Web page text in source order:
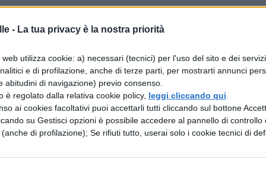
- La tua privacy è la nostra priorità
utilizza cookie: a) necessari (tecnici) per l'uso del sito e dei
e di profilazione, anche di terze parti, per mostrarti annunci
abitudini di navigazione) previo consenso.
è regolato dalla relativa cookie policy, leggi cliccando qui
ai cookies facoltativi puoi accettarli tutti cliccando sul bottone
su Gestisci opzioni è possibile accedere al pannello di controllo
di profilazione); Se rifiuti tutto, userai solo i cookie tecnici di
spinse una delle vittime, che andò a
un livido. Naturalmente i bulli sono stati
rispondere in tribunale. Due di essi hanno
che ha 22 anni, è a processo. La dirigente
in quanto accertato che non fosse a
affrontami se hai le palle”: